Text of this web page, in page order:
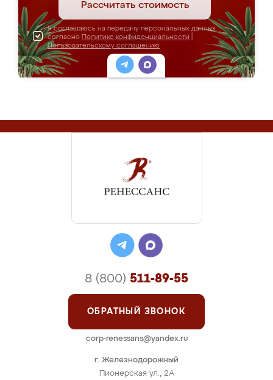
Рассчитать стоимость
Я соглашаюсь на передачу персональных данных
согласно Политике конфиденциальности
Пользовательскому соглашению
г. Железнодорожный
Пионерская ул., 2А
8 (800) 511-89-55
ОБРАТНЫЙ ЗВОНОК
corp-renessans@yandex.ru